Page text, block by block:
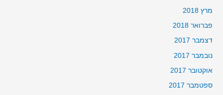
מרץ 2018
פברואר 2018
דצמבר 2017
נובמבר 2017
אוקטובר 2017
ספטמבר 2017